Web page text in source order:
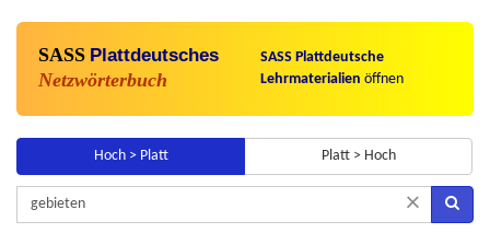
SASS Plattdeutsches
Netzwörterbuch
SASS Plattdeutsche
Lehrmaterialien öffnen
Hoch > Platt Platt > Hoch
×